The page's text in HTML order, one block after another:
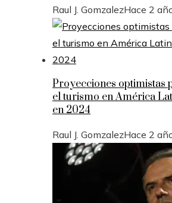
Raul J. GomzalezHace 2
Proyecciones optimistas
el turismo en América
en 2024
Raul J. GomzalezHace 2